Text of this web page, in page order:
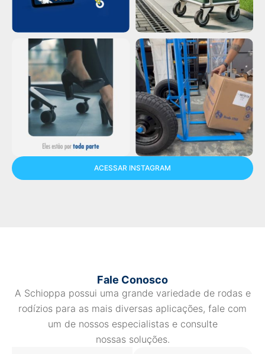
ACESSAR INSTAGRAM
Fale Conosco
A Schioppa possui uma grande variedade de rodas e
rodízios para as mais diversas aplicações, fale com
um de nossos especialistas e consulte
nossas soluções.